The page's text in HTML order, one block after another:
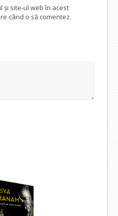
și site-ul web în acest
când o să comentez.